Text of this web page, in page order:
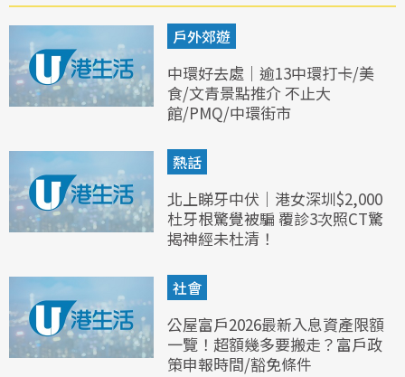
戶外郊遊
中環好去處｜逾13中環打卡/美
食/文青景點推介 不止大
館/PMQ/中環街市
熱話
北上睇牙中伏｜港女深圳$2,000
杜牙根驚覺被騙 覆診3次照CT驚
揭神經未杜清！
社會
公屋富戶2026最新入息資產限額
一覽！超額幾多要搬走？富戶政
策申報時間/豁免條件